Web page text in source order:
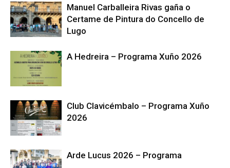
Manuel Carballeira Rivas gaña o
Certame de Pintura do Concello de
Lugo
A Hedreira – Programa Xuño 2026
Club Clavicémbalo – Programa Xuño
2026
Arde Lucus 2026 – Programa